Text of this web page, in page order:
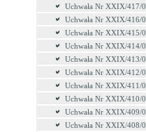
Uchwała Nr XXIX/417/
Uchwała Nr XXIX/416/
Uchwała Nr XXIX/415/
Uchwała Nr XXIX/414/
Uchwała Nr XXIX/413/
Uchwała Nr XXIX/412/
Uchwała Nr XXIX/411/
Uchwała Nr XXIX/410/
Uchwała Nr XXIX/409/
Uchwała Nr XXIX/408/